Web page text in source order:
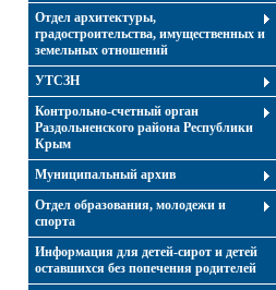
Отдел архитектуры,
градостроительства, имущественных и
земельных отношений
УТСЗН
Контрольно-счетный орган
Раздольненского района Республики
Крым
Муниципальный архив
Отдел образования, молодежи и
спорта
Информация для детей-сирот и детей
оставшихся без попечения родителей